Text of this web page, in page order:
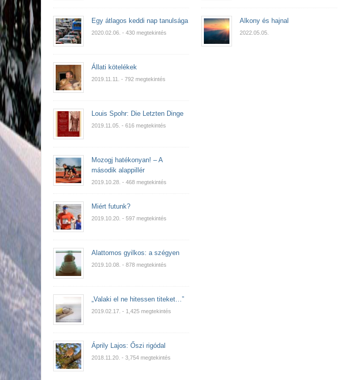
Egy átlagos keddi nap tanulsága
2020.02.06. - 430 megtekintés
Állati kötelékek
2019.11.11. - 792 megtekintés
Louis Spohr: Die Letzten Dinge
2019.11.05. - 616 megtekintés
Mozogj hatékonyan! – A
második alappillér
2019.10.28. - 468 megtekintés
Miért futunk?
2019.10.20. - 597 megtekintés
Alattomos gyilkos: a szégyen
2019.10.08. - 878 megtekintés
„Valaki el ne hitessen titeket…”
2019.02.17. - 1,425 megtekintés
Áprily Lajos: Őszi rigódal
2018.11.20. - 3,754 megtekintés
Alkony és hajnal
2022.05.05.